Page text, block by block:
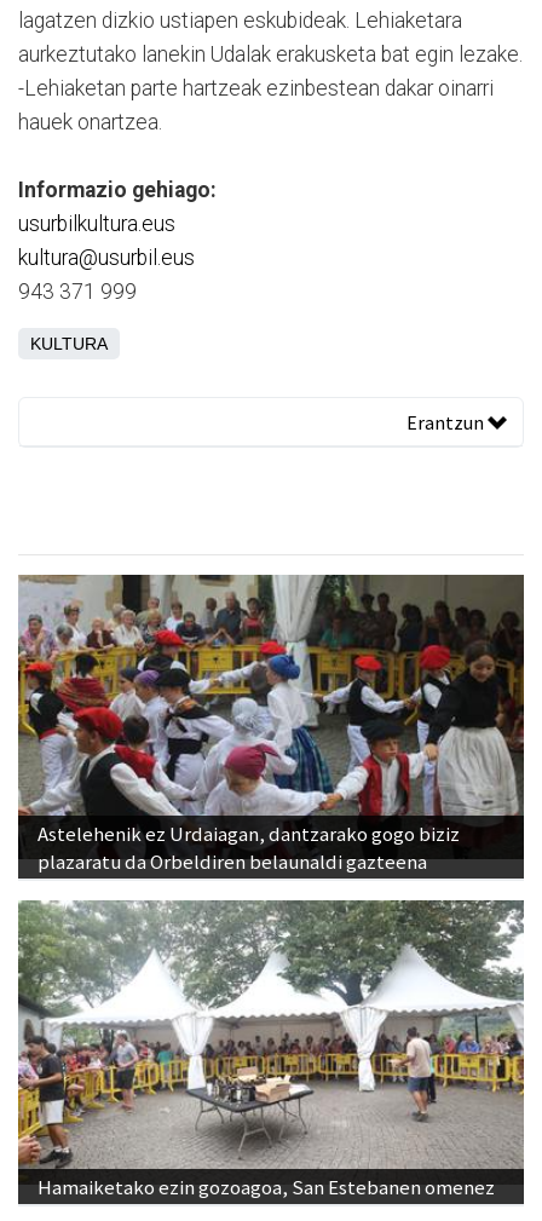
lagatzen dizkio ustiapen eskubideak. Lehiaketara
aurkeztutako lanekin Udalak erakusketa bat egin lezake.
-Lehiaketan parte hartzeak ezinbestean dakar oinarri
hauek onartzea.
Informazio gehiago:
usurbilkultura.eus
kultura@usurbil.eus
943 371 999
KULTURA
Erantzun
Astelehenik ez Urdaiagan, dantzarako gogo biziz
plazaratu da Orbeldiren belaunaldi gazteena
Hamaiketako ezin gozoagoa, San Estebanen omenez